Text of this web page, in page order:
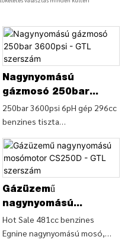
Nagynyomású
gázmosó 250bar
3600psi - GTL
szerszám
250bar 3600psi 6pH gép 296cc
benzines tiszta
magasnyomású mosó
(CS200D), részletek és ár a
nagynyomású mosóról 250bar
nagynyomású mosó 250bar
3600psi 6pH gép 296cc ECS-
00asquiasher GTL ESZKÖZÖK
KORLÁTOZOTT
Gázüzemű
nagynyomású
mosómotor CS250D -
GTL szerszám
Hot Sale 481cc benzines
Egnine nagynyomású mosó,